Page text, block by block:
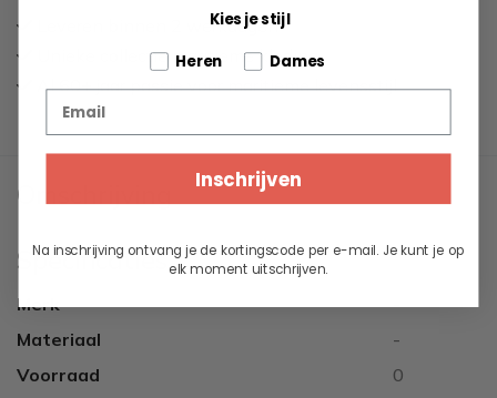
Leveren binnen 2 werkdagen
Unieke collectie maritieme kleding
Al 60+ jaar passie voor maritieme levensstijl
Omschrijving
Specificaties
Merk
-
Materiaal
-
Voorraad
0
Kies je stijl
Tell us about your pets
Heren Dames
Inschrijven
Na inschrijving ontvang je de kortingscode per e-mail. Je kunt je op
elk moment uitschrijven.